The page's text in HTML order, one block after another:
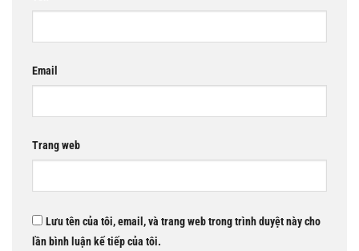
Email
Trang web
Lưu tên của tôi, email, và trang web trong trình duyệt này cho
lần bình luận kế tiếp của tôi.